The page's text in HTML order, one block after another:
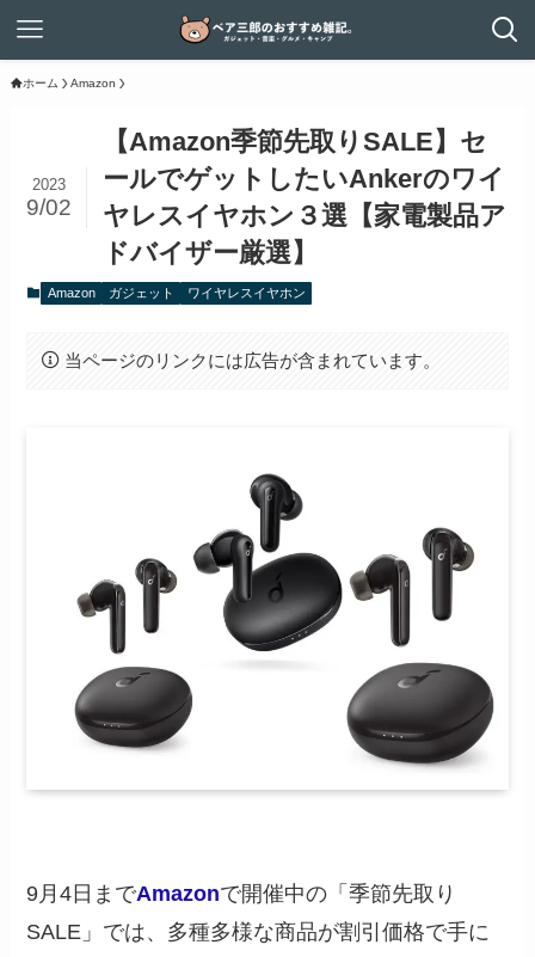
ホーム Amazon
【Amazon季節先取りSALE】セ
ールでゲットしたいAnkerのワイ
ヤレスイヤホン３選【家電製品ア
ドバイザー厳選】
2023
9/02
Amazon ガジェット ワイヤレスイヤホン
当ページのリンクには広告が含まれています。
9月4日までAmazonで開催中の「季節先取り
SALE」では、多種多様な商品が割引価格で手に